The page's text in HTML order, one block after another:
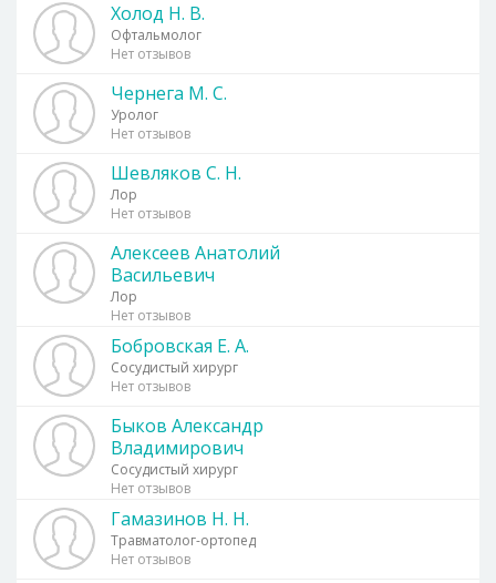
Холод Н. В.
Офтальмолог
Нет отзывов
Чернега М. С.
Уролог
Нет отзывов
Шевляков С. Н.
Лор
Нет отзывов
Алексеев Анатолий
Васильевич
Лор
Нет отзывов
Бобровская Е. А.
Сосудистый хирург
Нет отзывов
Быков Александр
Владимирович
Сосудистый хирург
Нет отзывов
Гамазинов Н. Н.
Травматолог-ортопед
Нет отзывов